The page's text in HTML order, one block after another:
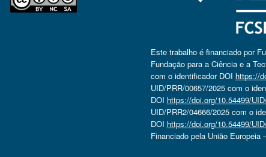
Este trabalho é financiado por
Fundação para a Ciência e a
com o identificador DOI https://
UID/PRR/00657/2025 com o
DOI https://doi.org/10.54499/
UID/PRR2/04666/2025 com o
DOI https://doi.org/10.54499/
Financiado pela União Europeia